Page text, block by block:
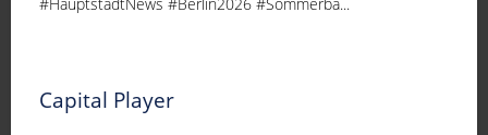
#HauptstadtNews #Berlin2026 #Sommerba...
Capital Player